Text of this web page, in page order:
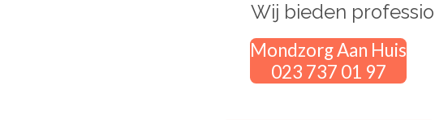
Wij bieden
Mondzorg Aan Huis
023 737 01 97